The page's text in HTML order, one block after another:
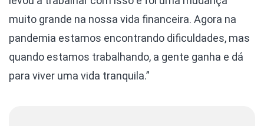
muito grande na nossa vida financeira. Agora na
pandemia estamos encontrando dificuldades, mas
quando estamos trabalhando, a gente ganha e dá
para viver uma vida tranquila.”